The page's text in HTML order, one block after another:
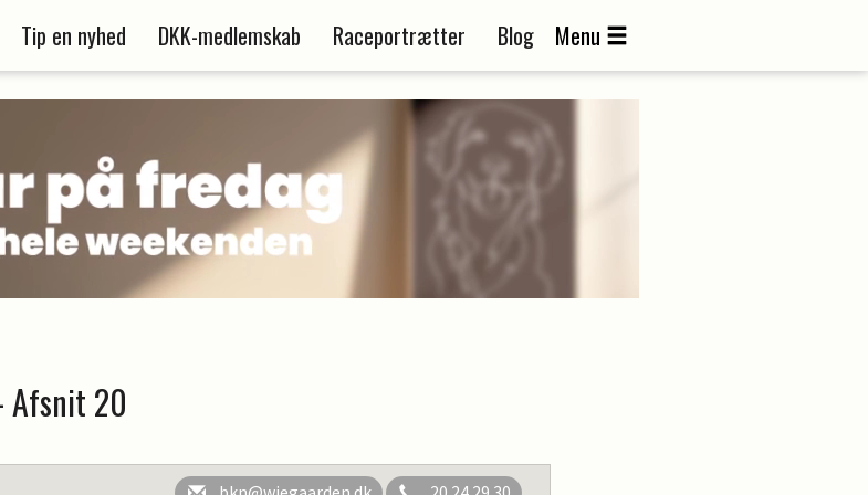
Tip en nyhed DKK-medlemskab Raceportrætter Blog Menu
Afsnit 20